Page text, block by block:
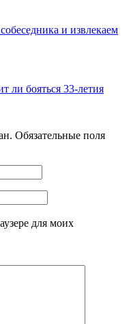
и извлекаем
ли бояться 33-летия
Обязательные поля
для моих